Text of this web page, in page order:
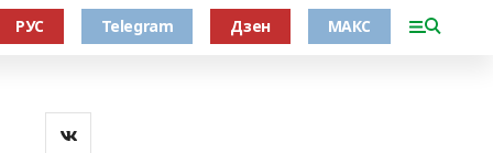
РУС Telegram Дзен МАКС